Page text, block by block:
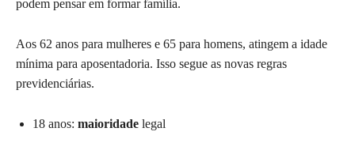
podem pensar em formar família.
Aos 62 anos para mulheres e 65 para homens, atingem a idade
mínima para aposentadoria. Isso segue as novas regras
previdenciárias.
18 anos: maioridade legal